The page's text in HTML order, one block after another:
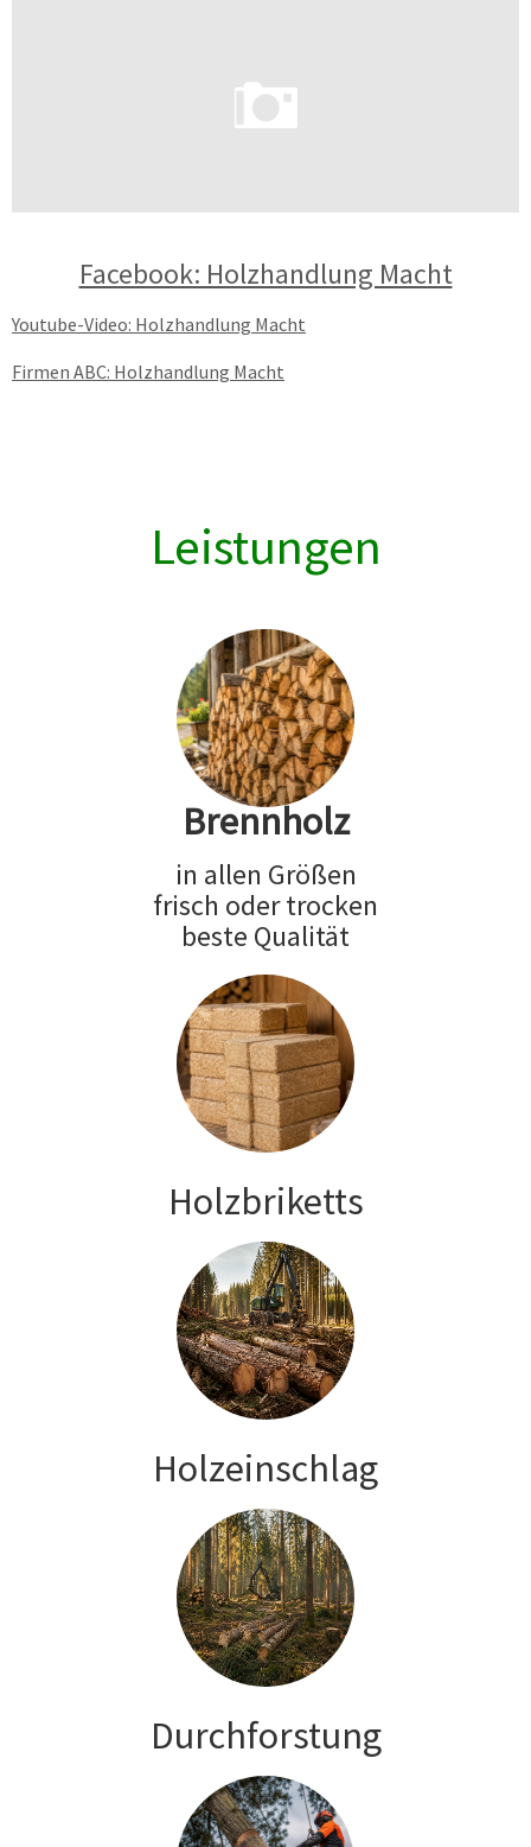
Facebook: Holzhandlung Macht
Youtube-Video: Holzhandlung Macht
Firmen ABC: Holzhandlung Macht
Leistungen
Brennholz
in allen Größen
frisch oder trocken
beste Qualität
Holzbriketts
Holzeinschlag
Durchforstung